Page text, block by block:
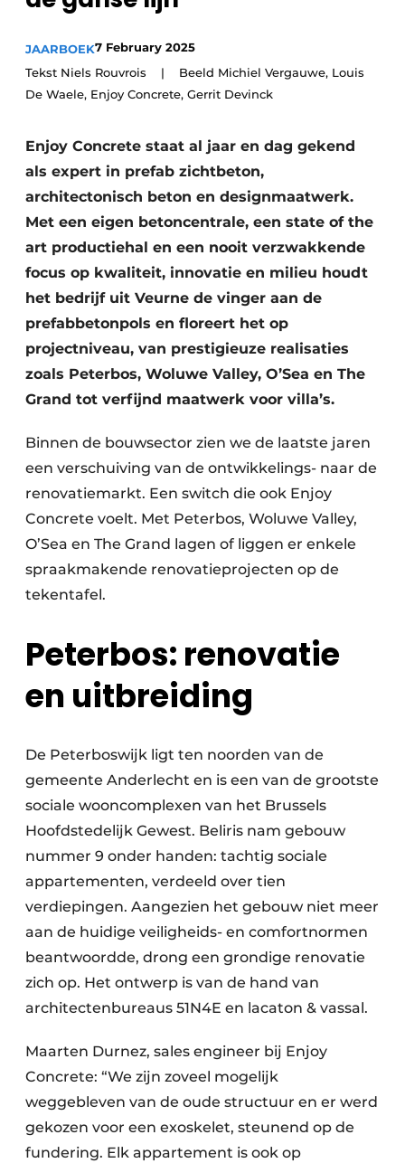
Vacatures
Video’s
Bedrijven
Bedrijven
Contact
Akoestiek
Beton & Staalbouw
BIM
Evenementen
Dak & Gevel
Houtbouw
HVAC
Interieurarchitectuur
Keukens
Renovatie
Software
Veiligheid & Opleiding
JAARBOEK7 February 2025
Tekst Niels Rouvrois | Beeld Michiel Vergauwe, Louis
De Waele, Enjoy Concrete, Gerrit Devinck
Enjoy Concrete staat al jaar en dag gekend
als expert in prefab zichtbeton,
architectonisch beton en designmaatwerk.
Met een eigen betoncentrale, een state of the
art productiehal en een nooit verzwakkende
focus op kwaliteit, innovatie en milieu houdt
het bedrijf uit Veurne de vinger aan de
prefabbetonpols en floreert het op
projectniveau, van prestigieuze realisaties
zoals Peterbos, Woluwe Valley, O’Sea en The
Grand tot verfijnd maatwerk voor villa’s.
Binnen de bouwsector zien we de laatste jaren
een verschuiving van de ontwikkelings- naar de
renovatiemarkt. Een switch die ook Enjoy
Concrete voelt. Met Peterbos, Woluwe Valley,
O’Sea en The Grand lagen of liggen er enkele
spraakmakende renovatieprojecten op de
tekentafel.
Peterbos: renovatie
en uitbreiding
De Peterboswijk ligt ten noorden van de
gemeente Anderlecht en is een van de grootste
sociale wooncomplexen van het Brussels
Hoofdstedelijk Gewest. Beliris nam gebouw
nummer 9 onder handen: tachtig sociale
appartementen, verdeeld over tien
verdiepingen. Aangezien het gebouw niet meer
aan de huidige veiligheids- en comfortnormen
beantwoordde, drong een grondige renovatie
zich op. Het ontwerp is van de hand van
architectenbureaus 51N4E en lacaton & vassal.
Maarten Durnez, sales engineer bij Enjoy
Concrete: “We zijn zoveel mogelijk
weggebleven van de oude structuur en er werd
gekozen voor een exoskelet, steunend op de
fundering. Elk appartement is ook op